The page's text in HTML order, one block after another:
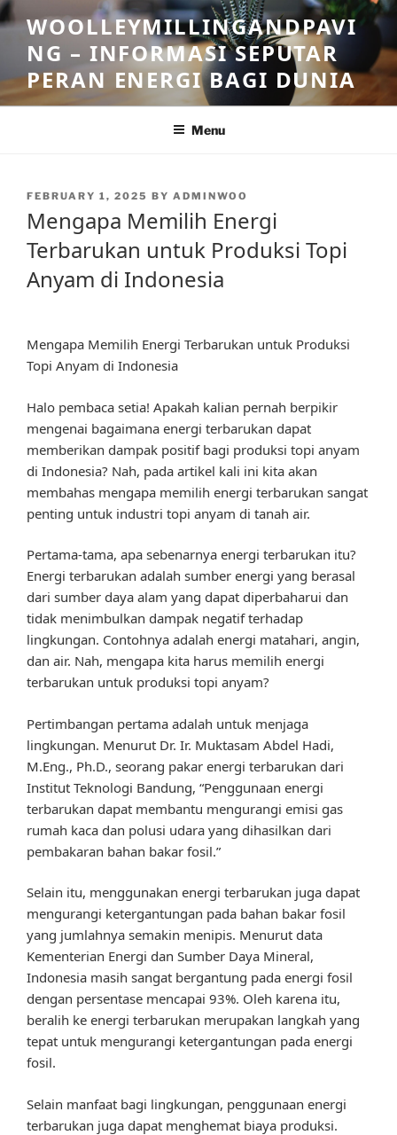
Skip
to
content
WOOLLEYMILLINGANDPAVI
NG – INFORMASI SEPUTAR
PERAN ENERGI BAGI DUNIA
Menu
POSTED
FEBRUARY 1, 2025 BY ADMINWOO
Mengapa Memilih Energi
Terbarukan untuk Produksi Topi
Anyam di Indonesia
Mengapa Memilih Energi Terbarukan untuk Produksi
Topi Anyam di Indonesia
Halo pembaca setia! Apakah kalian pernah berpikir
mengenai bagaimana energi terbarukan dapat
memberikan dampak positif bagi produksi topi anyam
di Indonesia? Nah, pada artikel kali ini kita akan
membahas mengapa memilih energi terbarukan sangat
penting untuk industri topi anyam di tanah air.
Pertama-tama, apa sebenarnya energi terbarukan itu?
Energi terbarukan adalah sumber energi yang berasal
dari sumber daya alam yang dapat diperbaharui dan
tidak menimbulkan dampak negatif terhadap
lingkungan. Contohnya adalah energi matahari, angin,
dan air. Nah, mengapa kita harus memilih energi
terbarukan untuk produksi topi anyam?
Pertimbangan pertama adalah untuk menjaga
lingkungan. Menurut Dr. Ir. Muktasam Abdel Hadi,
M.Eng., Ph.D., seorang pakar energi terbarukan dari
Institut Teknologi Bandung, “Penggunaan energi
terbarukan dapat membantu mengurangi emisi gas
rumah kaca dan polusi udara yang dihasilkan dari
pembakaran bahan bakar fosil.”
Selain itu, menggunakan energi terbarukan juga dapat
mengurangi ketergantungan pada bahan bakar fosil
yang jumlahnya semakin menipis. Menurut data
Kementerian Energi dan Sumber Daya Mineral,
Indonesia masih sangat bergantung pada energi fosil
dengan persentase mencapai 93%. Oleh karena itu,
beralih ke energi terbarukan merupakan langkah yang
tepat untuk mengurangi ketergantungan pada energi
fosil.
Selain manfaat bagi lingkungan, penggunaan energi
terbarukan juga dapat menghemat biaya produksi.